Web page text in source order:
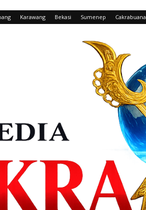
Karawang Bekasi Sumenep Cakrabuana